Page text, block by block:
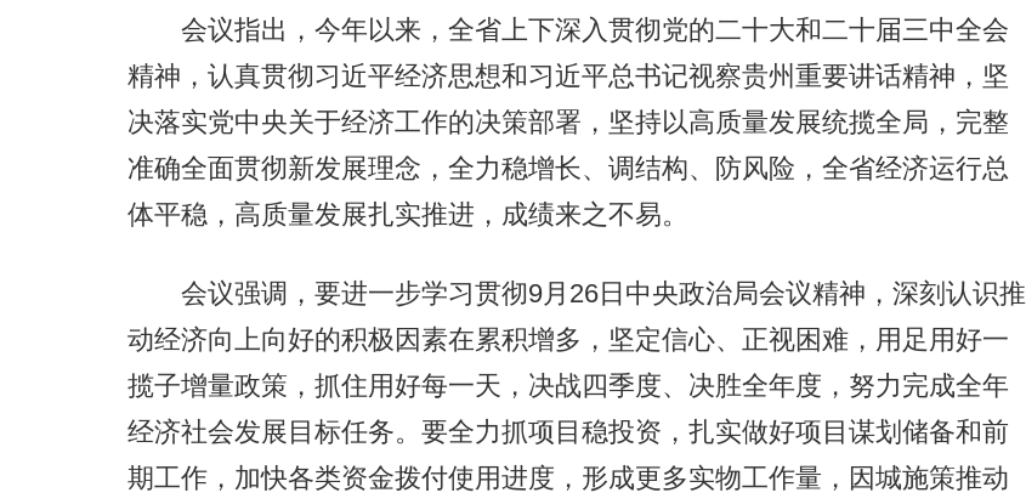
会议指出，今年以来，全省上下深入贯彻党的二十大和二十届三中全会
精神，认真贯彻习近平经济思想和习近平总书记视察贵州重要讲话精神，坚
决落实党中央关于经济工作的决策部署，坚持以高质量发展统揽全局，完整
准确全面贯彻新发展理念，全力稳增长、调结构、防风险，全省经济运行总
体平稳，高质量发展扎实推进，成绩来之不易。
会议强调，要进一步学习贯彻9月26日中央政治局会议精神，深刻认识推
动经济向上向好的积极因素在累积增多，坚定信心、正视困难，用足用好一
揽子增量政策，抓住用好每一天，决战四季度、决胜全年度，努力完成全年
经济社会发展目标任务。要全力抓项目稳投资，扎实做好项目谋划储备和前
期工作，加快各类资金拨付使用进度，形成更多实物工作量，因城施策推动